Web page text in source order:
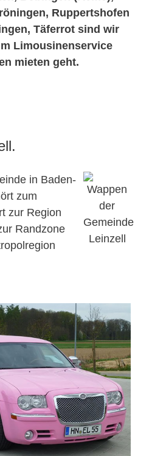
Ruppertshofen
Täferrot sind wir
Limousinenservice
mieten geht.
in Baden-
zum
zur Region
Randzone